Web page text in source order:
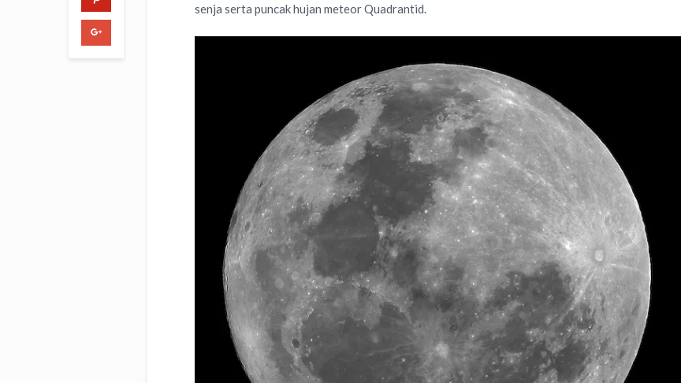
senja serta puncak hujan meteor Quadrantid.